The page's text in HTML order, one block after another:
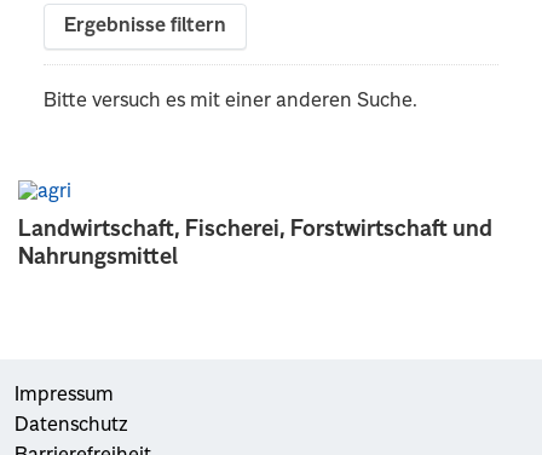
Landwirtschaft, Fischerei, Forstwirtschaft und
Nahrungsmittel
Ergebnisse filtern
Bitte versuch es mit einer anderen Suche.
Impressum
Datenschutz